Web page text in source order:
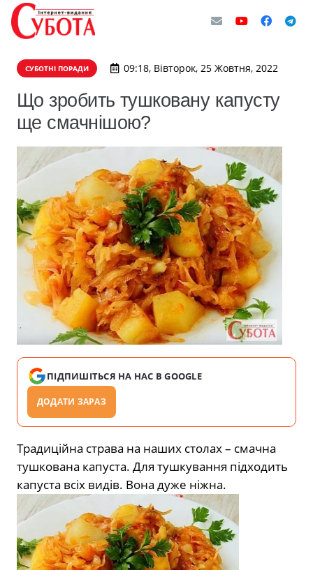
СУБОТНІ ПОРАДИ 09:18, Вівторок, 25 Жовтня, 2022
Що зробить тушковану капусту
ще смачнішою?
ПІДПИШІТЬСЯ НА НАС В GOOGLE
ДОДАТИ ЗАРАЗ
Традиційна страва на наших столах – смачна
тушкована капуста. Для тушкування підходить
капуста всіх видів. Вона дуже ніжна.